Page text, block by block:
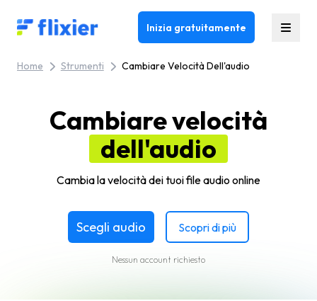
Flixier logo - Home Inizia gratuitamente
Home Strumenti Cambiare Velocità Dell'audio
Cambiare velocità
dell'audio
Cambia la velocità dei tuoi file audio online
Scegli audio Scopri di più
Nessun account richiesto